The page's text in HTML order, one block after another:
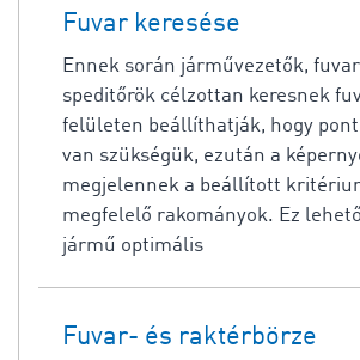
Fuvar keresése
Ennek során járművezetők,
speditőrök célzottan keresnek
felületen beállíthatják, hogy
van szükségük, ezután a
megjelennek a beállított
megfelelő rakományok. Ez
jármű optimális
Fuvar- és raktérbörze